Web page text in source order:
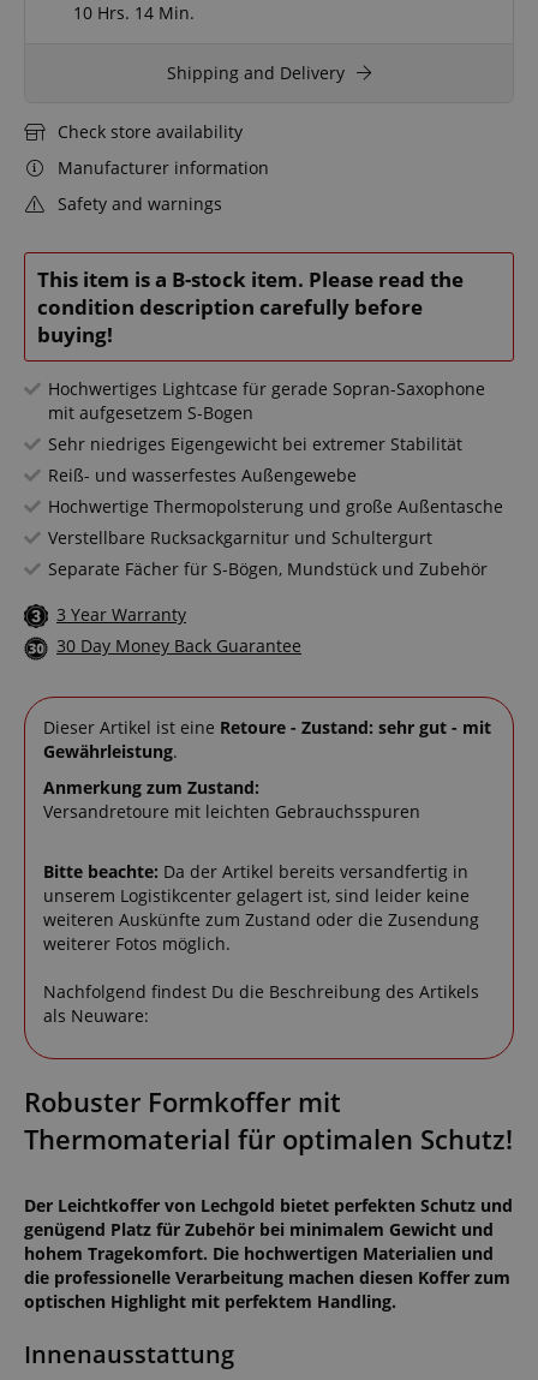
This item is a B-stock item. Please read the
condition description carefully before
buying!
Hochwertiges Lightcase für gerade Sopran-Saxophone
mit aufgesetzem S-Bogen
Sehr niedriges Eigengewicht bei extremer Stabilität
Reiß- und wasserfestes Außengewebe
Hochwertige Thermopolsterung und große Außentasche
Verstellbare Rucksackgarnitur und Schultergurt
Separate Fächer für S-Bögen, Mundstück und Zubehör
3 Year Warranty
30 Day Money Back Guarantee
10 Hrs. 14 Min.
Shipping and Delivery
Check store availability
Manufacturer information
Safety and warnings
Dieser Artikel ist eine Retoure - Zustand: sehr gut - mit
Gewährleistung.
Anmerkung zum Zustand:
Versandretoure mit leichten Gebrauchsspuren
Bitte beachte: Da der Artikel bereits versandfertig in
unserem Logistikcenter gelagert ist, sind leider keine
weiteren Auskünfte zum Zustand oder die Zusendung
weiterer Fotos möglich.
Nachfolgend findest Du die Beschreibung des Artikels
als Neuware:
Robuster Formkoffer mit
Thermomaterial für optimalen Schutz!
Der Leichtkoffer von Lechgold bietet perfekten Schutz und
genügend Platz für Zubehör bei minimalem Gewicht und
hohem Tragekomfort. Die hochwertigen Materialien und
die professionelle Verarbeitung machen diesen Koffer zum
optischen Highlight mit perfektem Handling.
Innenausstattung